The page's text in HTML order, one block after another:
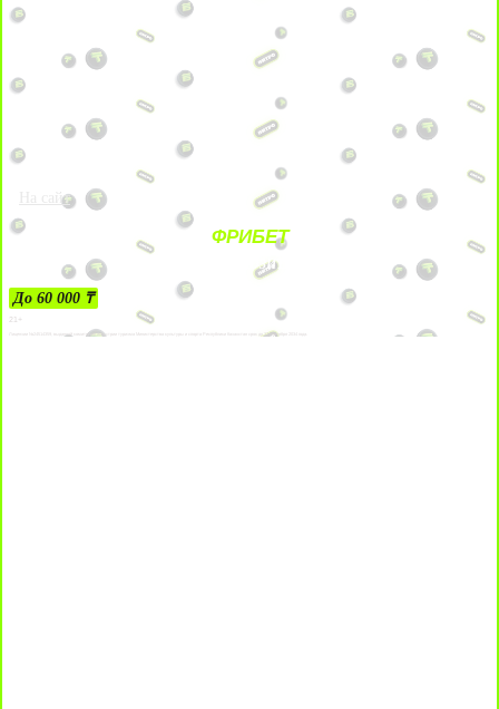
На сайт
ФРИБЕТ
ЗА ДЕПОЗИТЫ
До 60 000 ₸
21+
Лицензии №24514359, выданной комитетом индустрии туризма Министерства культуры и спорта Республики Казахстан срок до 27 сентября 2034 года.